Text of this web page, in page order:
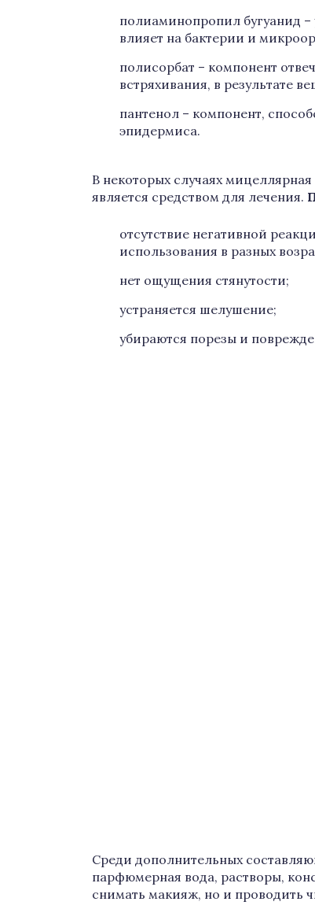
полиаминопропил бугуанид –
влияет на бактерии и
полисорбат – компонент
встряхивания, в результате
пантенол – компонент,
эпидермиса.
В некоторых случаях
является средством для лечения.
отсутствие негативной
использования в разных
нет ощущения стянутости;
устраняется шелушение;
убираются порезы и
Среди дополнительных
парфюмерная вода, растворы,
снимать макияж, но и проводить